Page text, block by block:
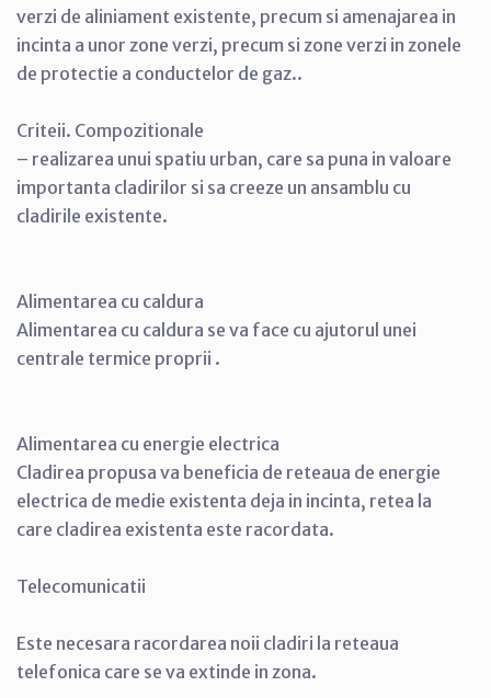
verzi de aliniament existente, precum si amenajarea in
incinta a unor zone verzi, precum si zone verzi in zonele
de protectie a conductelor de gaz..
Criteii. Compozitionale
– realizarea unui spatiu urban, care sa puna in valoare
importanta cladirilor si sa creeze un ansamblu cu
cladirile existente.
Alimentarea cu caldura
Alimentarea cu caldura se va face cu ajutorul unei
centrale termice proprii .
Alimentarea cu energie electrica
Cladirea propusa va beneficia de reteaua de energie
electrica de medie existenta deja in incinta, retea la
care cladirea existenta este racordata.
Telecomunicatii
Este necesara racordarea noii cladiri la reteaua
telefonica care se va extinde in zona.